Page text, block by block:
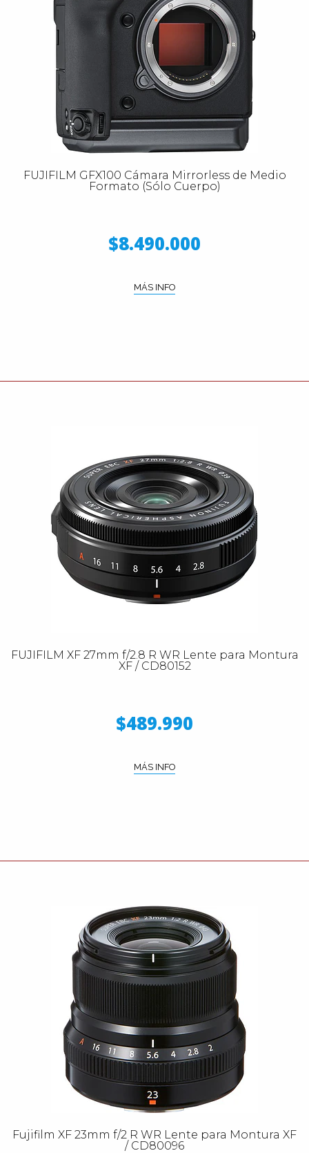
FUJIFILM GFX100 Cámara Mirrorless de Medio
Formato (Sólo Cuerpo)
$8.490.000
MÁS INFO
FUJIFILM XF 27mm f/2.8 R WR Lente para Montura
XF / CD80152
$489.990
MÁS INFO
Fujifilm XF 23mm f/2 R WR Lente para Montura XF
/ CD80096